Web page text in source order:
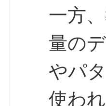
一方
量の
やパ
使わ